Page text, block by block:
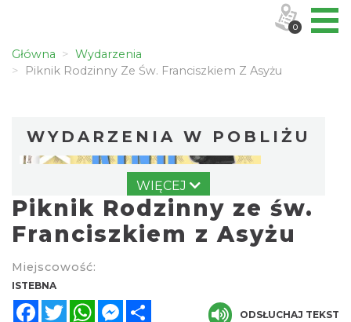
Główna
Wydarzenia
Piknik Rodzinny Ze Św. Franciszkiem Z Asyżu
WYDARZENIA W POBLIŻU
Pójcie Dziecka – będzie kino!
Istebna
2026-08-11
0.03 km
WIĘCEJ
Piknik Rodzinny ze św.
Franciszkiem z Asyżu
Miejscowość:
ISTEBNA
FacebookTwitterWhatsAppMessenger
ODSŁUCHAJ TEKST
0